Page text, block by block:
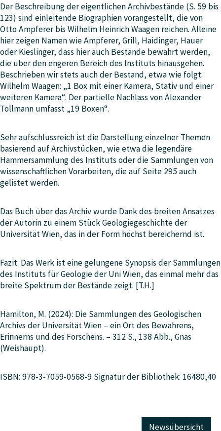
Der Beschreibung der eigentlichen Archivbestände (S. 59 bis
123) sind einleitende Biographien vorangestellt, die von
Otto Ampferer bis Wilhelm Heinrich Waagen reichen. Alleine
hier zeigen Namen wie Ampferer, Grill, Haidinger, Hauer
oder Kieslinger, dass hier auch Bestände bewahrt werden,
die über den engeren Bereich des Instituts hinausgehen.
Beschrieben wir stets auch der Bestand, etwa wie folgt:
Wilhelm Waagen: „1 Box mit einer Kamera, Stativ und einer
weiteren Kamera“. Der partielle Nachlass von Alexander
Tollmann umfasst „19 Boxen“.
Sehr aufschlussreich ist die Darstellung einzelner Themen
basierend auf Archivstücken, wie etwa die legendäre
Hammersammlung des Instituts oder die Sammlungen von
wissenschaftlichen Vorarbeiten, die auf Seite 295 auch
gelistet werden.
Das Buch über das Archiv wurde Dank des breiten Ansatzes
der Autorin zu einem Stück Geologiegeschichte der
Universität Wien, das in der Form höchst bereichernd ist.
Fazit: Das Werk ist eine gelungene Synopsis der Sammlungen
des Instituts für Geologie der Uni Wien, das einmal mehr das
breite Spektrum der Bestände zeigt. [T.H.]
Hamilton, M. (2024): Die Sammlungen des Geologischen
Archivs der Universität Wien – ein Ort des Bewahrens,
Erinnerns und des Forschens. – 312 S., 138 Abb., Gnas
(Weishaupt).
ISBN: 978-3-7059-0568-9 Signatur der Bibliothek: 16480,40
Newsübersicht